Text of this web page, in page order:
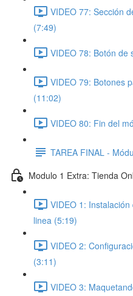
VIDEO 77: Sección
(7:49)
VIDEO 78: Botón de
VIDEO 79: Botones
(11:02)
VIDEO 80: Fin del
TAREA FINAL -
Modulo 1 Extra: Tienda
VIDEO 1:
linea (5:19)
VIDEO 2:
(3:11)
VIDEO 3: